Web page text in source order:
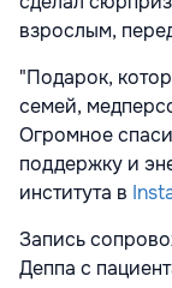
взрослым,
"Подарок,
семей,
Огромное
поддержку и
института в
Запись
Деппа с